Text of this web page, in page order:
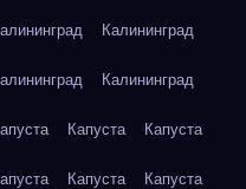
Калининград
Калининград
Капуста Капуста
Капуста Капуста